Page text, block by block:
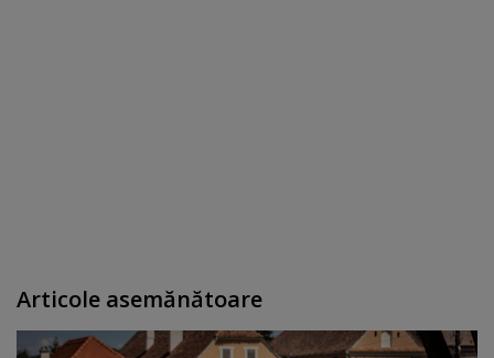
Articole asemănătoare